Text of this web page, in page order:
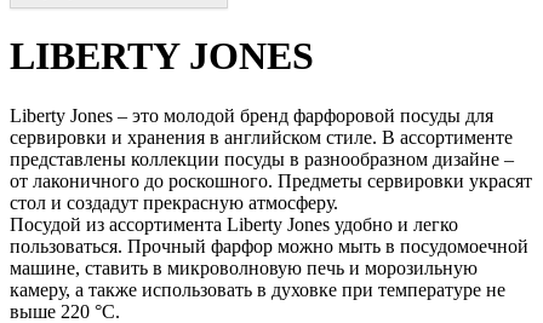
LIBERTY JONES
Liberty Jones – это молодой бренд фарфоровой посуды для
сервировки и хранения в английском стиле. В ассортименте
представлены коллекции посуды в разнообразном дизайне –
от лаконичного до роскошного. Предметы сервировки украсят
стол и создадут прекрасную атмосферу.
Посудой из ассортимента Liberty Jones удобно и легко
пользоваться. Прочный фарфор можно мыть в посудомоечной
машине, ставить в микроволновую печь и морозильную
камеру, а также использовать в духовке при температуре не
выше 220 °C.